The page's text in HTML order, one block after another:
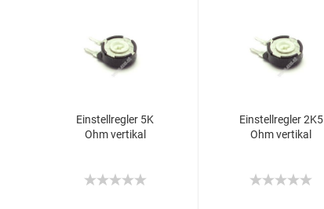
Einstellregler 5K
Ohm vertikal
Einstellregler 2K5
Ohm vertikal